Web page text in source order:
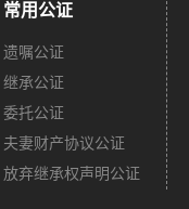
常用公证
遗嘱公证
继承公证
委托公证
夫妻财产协议公证
放弃继承权声明公证